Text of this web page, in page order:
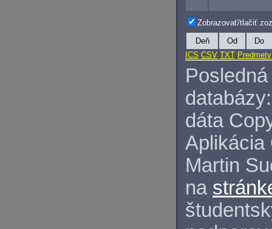
Zobrazovať/tlačiť
Deň Od
Do
ICS CSV TXT Predmety
databázy:
dáta
Aplikácia
Martin
na